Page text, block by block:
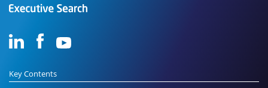
Key Contents